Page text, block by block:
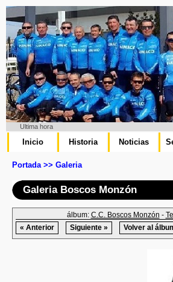
Ultima hora
Inicio Historia Noticias
Portada >> Galeria
Galeria Boscos Monzón
álbum: C.C. Boscos Monzón -
« Anterior
Siguiente » Volver al